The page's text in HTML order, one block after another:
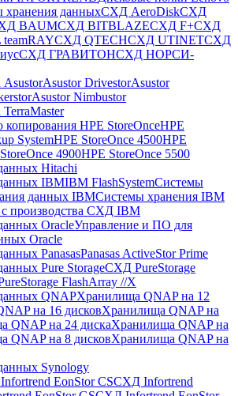
хранения данныхСХД AeroDiskСХД
BAUMСХД BITBLAZEСХД F+СХД
СХД QTECHСХД UTINETСХД
СХД ГРАВИТОНСХД НОРСИ-
Asustor DrivestorAsustor
Asustor Nimbustor
копирования HPE StoreOnceHPE
SystemHPE StoreOnce 4500HPE
4900HPE StoreOnce 5500
Hitachi
IBMIBM FlashSystemСистемы
данных IBMСистемы хранения IBM
производства СХД IBM
OracleУправление и ПО для
Oracle
PanasasPanasas ActiveStor Prime
Pure StorageСХД PureStorage
FlashArray //X
QNAPХранилища QNAP на 12
на 16 дисковХранилища QNAP на
QNAP на 24 дискаХранилища QNAP на
QNAP на 8 дисковХранилища QNAP на
Synology
EonStor CSСХД Infortrend